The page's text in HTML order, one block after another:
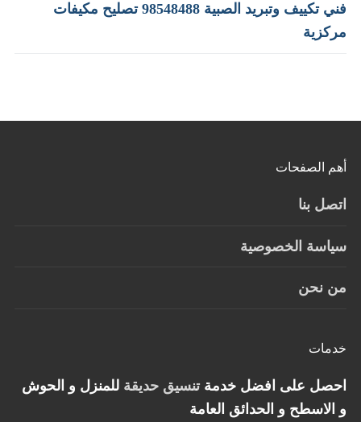
فني تكييف وتبريد الصبية 98548488 تصليح مكيفات
مركزية
أهم الصفحات
اتصل بنا
سياسة الخصوصية
من نحن
خدمات
احصل على افضل خدمة تنسيق حديقة للمنزل و الحوش
و الاسطح و الحدائق العامة